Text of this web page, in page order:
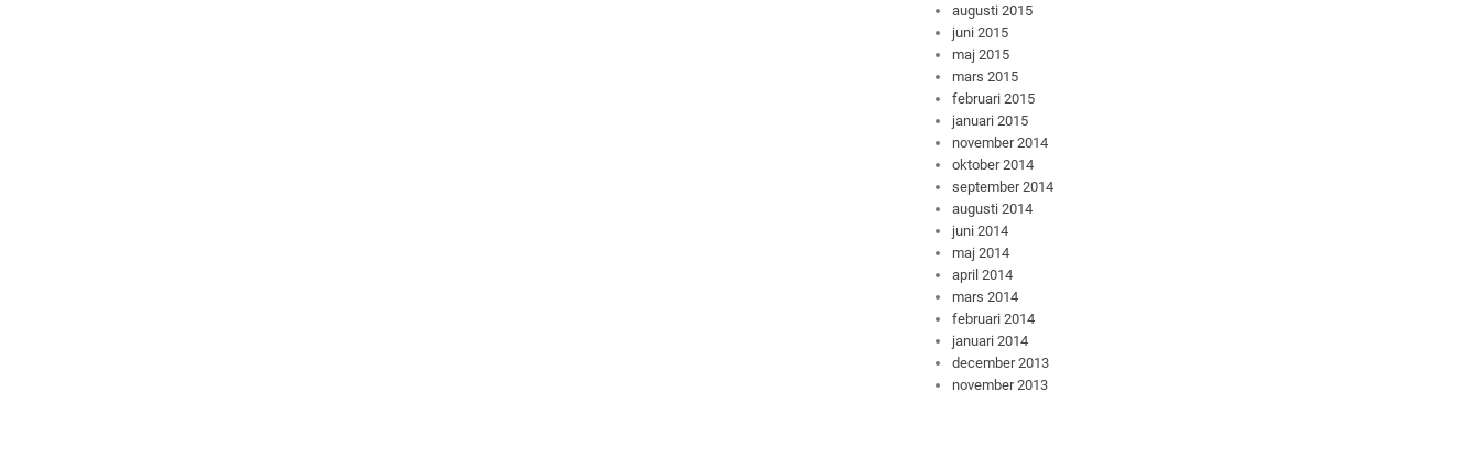
augusti 2015
juni 2015
maj 2015
mars 2015
februari 2015
januari 2015
november 2014
oktober 2014
september 2014
augusti 2014
juni 2014
maj 2014
april 2014
mars 2014
februari 2014
januari 2014
december 2013
november 2013